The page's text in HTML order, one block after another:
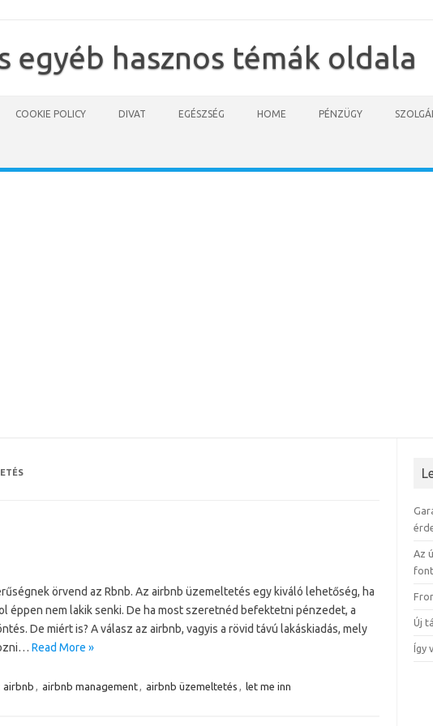
egyéb hasznos témák oldala
COOKIE POLICY DIVAT EGÉSZSÉG HOME PÉNZÜGY
örvend az Rbnb. Az airbnb üzemeltetés egy kiváló lehetőség, ha
éppen nem lakik senki. De ha most szeretnéd befektetni pénzedet, a
De miért is? A válasz az airbnb, vagyis a rövid távú lakáskiadás, mely
Read More »
airbnb , airbnb management, airbnb üzemeltetés , let me inn
Az
Új
Így